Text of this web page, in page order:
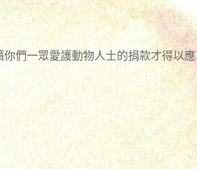
們一眾愛護動物人士的捐款才得以應